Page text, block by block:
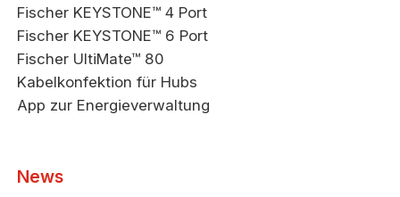
Fischer KEYSTONE™ 4 Port
Fischer KEYSTONE™ 6 Port
Fischer UltiMate™ 80
Kabelkonfektion für Hubs
App zur Energieverwaltung
News